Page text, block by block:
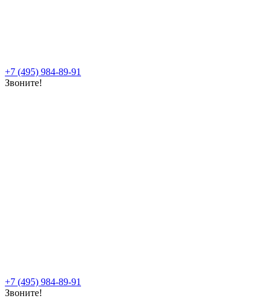
+7 (495) 984-89-91
Звоните!
+7 (495) 984-89-91
Звоните!